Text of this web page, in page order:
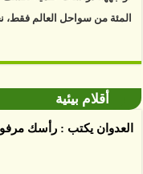
المئة من سواحل العالم فقط،
اعتمادها على أنها مستدامة
الأرض غير المعتمدة، وذلك
أقلام بيئية
العدوان يكتب : رأسك